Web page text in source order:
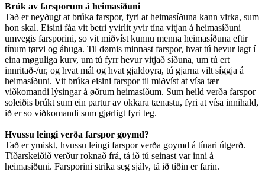
Brúk av farsporum á heimasíðuni
Tað er neyðugt at brúka farspor, fyri at heimasíðuna kann virka, sum
hon skal. Eisini fáa vit betri yvirlit yvir tína vitjan á heimasíðuni
umvegis farsporini, so vit miðvíst kunnu menna heimasíðuna eftir
tínum tørvi og áhuga. Til dømis minnast farspor, hvat tú hevur lagt í
eina møguliga kurv, um tú fyrr hevur vitjað síðuna, um tú ert
innritað-/ur, og hvat mál og hvat gjaldoyra, tú gjarna vilt síggja á
heimasíðuni. Vit brúka eisini farspor til miðvíst at vísa tær
viðkomandi lýsingar á øðrum heimasíðum. Sum heild verða farspor
soleiðis brúkt sum ein partur av okkara tænastu, fyri at vísa innihald,
ið er so viðkomandi sum gjørligt fyri teg.
Hvussu leingi verða farspor goymd?
Tað er ymiskt, hvussu leingi farspor verða goymd á tínari útgerð.
Tíðarskeiðið verður roknað frá, tá ið tú seinast var inni á
heimasíðuni. Farsporini strika seg sjálv, tá ið tíðin er farin.